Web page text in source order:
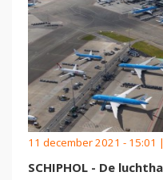
11 december 2021 - 15:01
SCHIPHOL - De